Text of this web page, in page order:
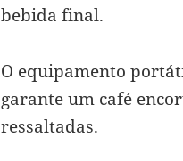
bebida final.
O equipamento
garante um café
ressaltadas.